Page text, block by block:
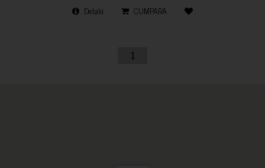
Detalii CUMPARA
1